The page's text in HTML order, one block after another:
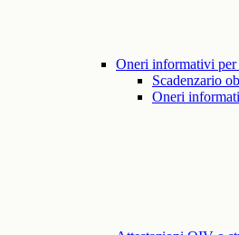
Oneri informativi per
Scadenzario
Oneri